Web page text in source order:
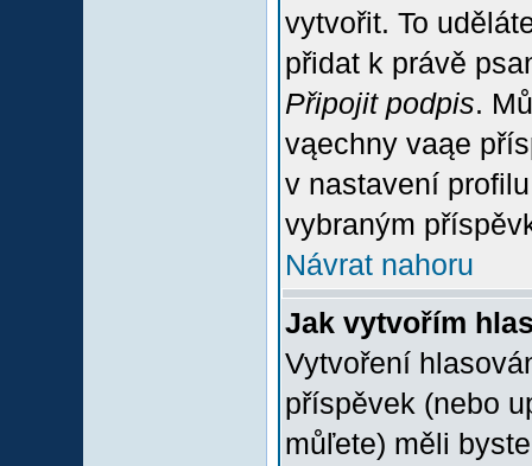
vytvořit. To
přidat k právě
Připojit podpis.
vąechny vaąe
v nastavení
vybraným
Návrat nahoru
Jak vytvořím
Vytvoření
příspěvek (nebo
můľete) měli